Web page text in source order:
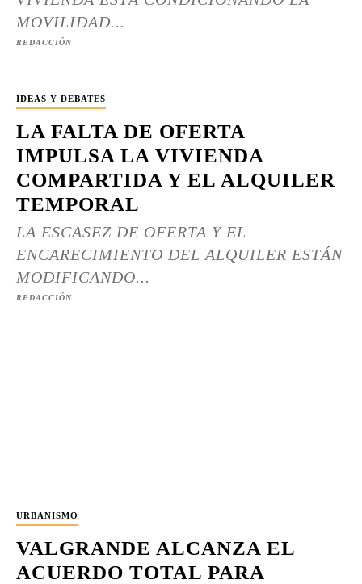
MOVILIDAD...
REDACCIÓN
IDEAS Y DEBATES
LA FALTA DE OFERTA
IMPULSA LA VIVIENDA
COMPARTIDA Y EL ALQUILER
TEMPORAL
LA ESCASEZ DE OFERTA Y EL
ENCARECIMIENTO DEL ALQUILER ESTÁN
MODIFICANDO...
REDACCIÓN
URBANISMO
VALGRANDE ALCANZA EL
ACUERDO TOTAL PARA